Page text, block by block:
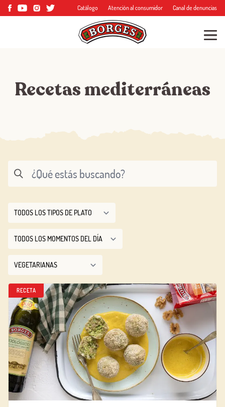
Catálogo Atención al consumidor Canal de denuncias
Recetas mediterráneas
RECETA